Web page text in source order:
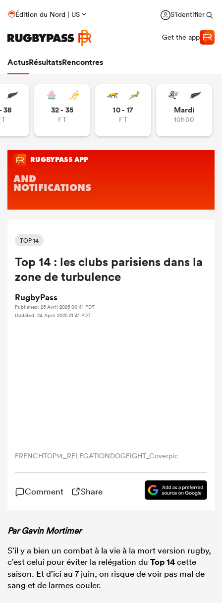
Édition du Nord | US S'identifier
Get the app
ActusRésultatsRencontres
38 32 - 35
FT
10 - 17
FT
Mardi
10h00
TOP 14
Top 14 : les clubs parisiens dans la
zone de turbulence
RugbyPass
Published: 25 Avril 2025 00:41 PDT
Updated: 24 April 2025 21:41 PDT
FRENCHTOP14_RELEGATIONDOGFIGHT_Coverpic
Comment Share
Par Gavin Mortimer
S’il y a bien un combat à la vie à la mort version rugby,
c’est celui pour éviter la relégation du Top 14cette
saison. Et d’ici au 7 juin, on risque de voir pas mal de
sang et de larmes couler.